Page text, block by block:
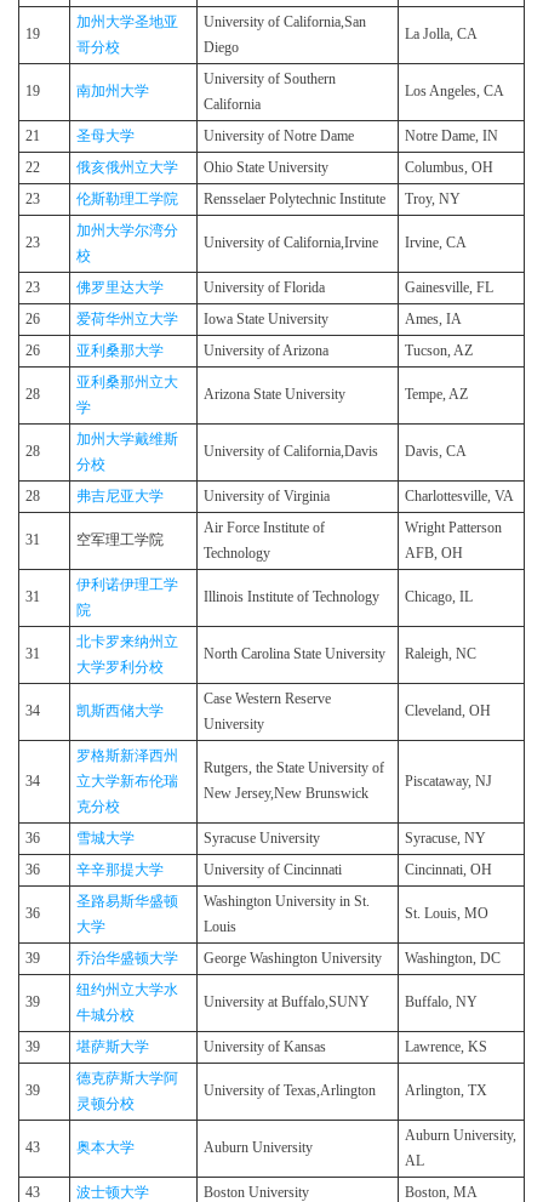
19
加州大学圣地亚
哥分校
University of California,San
Diego
La Jolla, CA
19 南加州大学
University of Southern
California
Los Angeles, CA
21 圣母大学 University of Notre Dame
Notre Dame, IN
22
俄亥俄州立大学 Ohio State University
Columbus, OH
23
伦斯勒理工学院 Rensselaer Polytechnic Institute Troy, NY
23
加州大学尔湾分
校
University of California,Irvine Irvine, CA
23 佛罗里达大学 University of Florida
Gainesville, FL
26
爱荷华州立大学 Iowa State University
Ames, IA
26
亚利桑那大学 University of Arizona Tucson, AZ
28
亚利桑那州立大
学
Arizona State University Tempe, AZ
28
加州大学戴维斯
分校
University of California,Davis Davis, CA
28 弗吉尼亚大学 University of Virginia Charlottesville, VA
31 空军理工学院
Air Force Institute of
Technology
Wright Patterson
AFB, OH
31
伊利诺伊理工学
院
Illinois Institute of Technology Chicago, IL
31
北卡罗来纳州立
大学罗利分校
North Carolina State University Raleigh, NC
34 凯斯西储大学
Case Western Reserve
University
Cleveland, OH
34
罗格斯新泽西州
立大学新布伦瑞
克分校
Rutgers, the State University of
New Jersey,New Brunswick
Piscataway, NJ
36 雪城大学 Syracuse University
Syracuse, NY
36
辛辛那提大学 University of Cincinnati Cincinnati, OH
36
圣路易斯华盛顿
大学
Washington University in St.
Louis
St. Louis, MO
39 乔治华盛顿大学 George Washington University Washington, DC
39
纽约州立大学水
牛城分校
University at Buffalo,SUNY Buffalo, NY
39 堪萨斯大学 University of Kansas Lawrence, KS
39
德克萨斯大学阿
灵顿分校
University of Texas,Arlington Arlington, TX
43 奥本大学 Auburn University
Auburn University,
AL
43
波士顿大学 Boston University Boston, MA